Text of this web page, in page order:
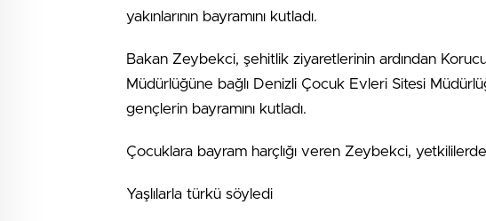
yakınlarının bayramını kutladı.
Bakan Zeybekci, şehitlik ziyaretlerinin ardından
Müdürlüğüne bağlı Denizli Çocuk Evleri Sitesi
gençlerin bayramını kutladı.
Çocuklara bayram harçlığı veren Zeybekci,
Yaşlılarla türkü söyledi